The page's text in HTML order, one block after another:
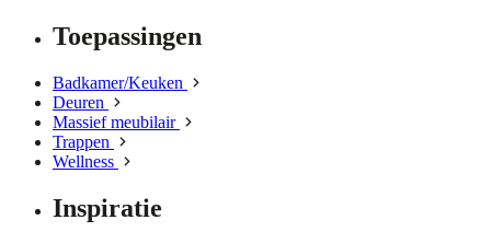
Toepassingen
Badkamer/Keuken
Deuren
Massief meubilair
Trappen
Wellness
Inspiratie